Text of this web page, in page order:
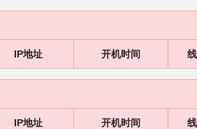
IP地址 开机时间
IP地址 开机时间